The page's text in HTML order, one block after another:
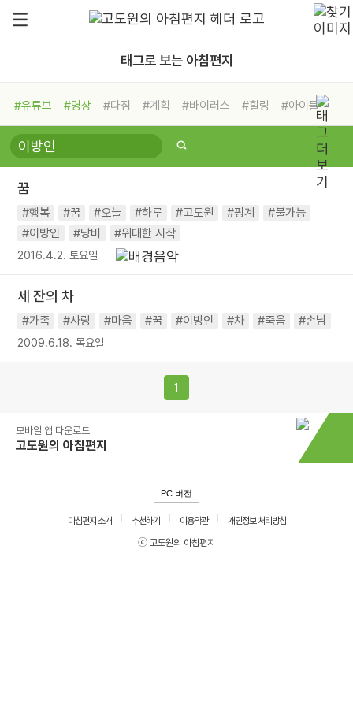
태그로 보는 아침편지
#유튜브 #명상 #다짐 #계획 #바이러스 #힐링
#아이들
#비전캠프
#독서캠프 #삶
#희망
#나눔 #친구 #링컨학교
#독서
꿈
#행복 #꿈 #오늘 #하루 #고도원 #핑계
#불가능
#이방인
#낭비 #위대한 시작
2016.4.2. 토요일
세 잔의 차
#가족 #사랑 #마음 #꿈 #이방인 #차 #죽음 #손님
2009.6.18. 목요일
1
모바일 앱 다운로드
고도원의 아침편지
PC 버전
아침편지 소개 추천하기 이용약관
개인정보 처리방침
ⓒ 고도원의 아침편지